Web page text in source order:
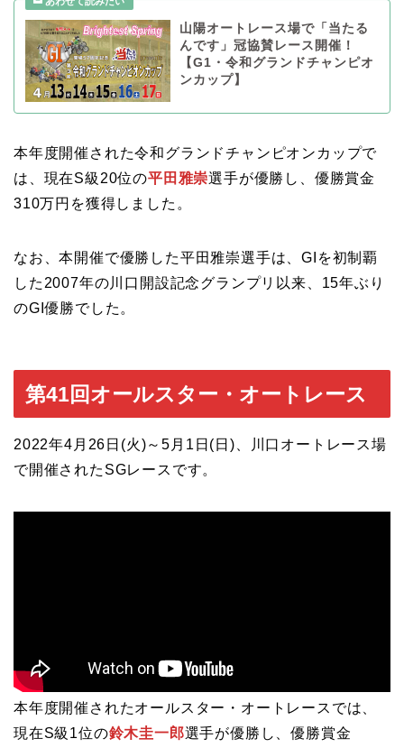
山陽オートレース場で「当たる
んです」冠協賛レース開催！
【G1・令和グランドチャンピオ
ンカップ】
本年度開催された令和グランドチャンピオンカップで
は、現在S級20位の平田雅崇選手が優勝し、優勝賞金
310万円を獲得しました。
なお、本開催で優勝した平田雅崇選手は、GIを初制覇
した2007年の川口開設記念グランプリ以来、15年ぶり
のGI優勝でした。
第41回オールスター・オートレース
2022年4月26日(火)～5月1日(日)、川口オートレース場
で開催されたSGレースです。
本年度開催されたオールスター・オートレースでは、
現在S級1位の鈴木圭一郎選手が優勝し、優勝賞金